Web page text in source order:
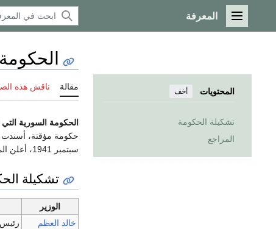
القائمة الرئيسية
المعرفة
المحتويات أخف
تشكيلة الحكومة
المراجع
الحكومة
مقالة ناقش هذه
الحكومة السورية التي
سبتمبر 1941، أعلن المفوض الفرنسي، تعيين
تشكيلة
الوزير
خالد العظم
رئيس